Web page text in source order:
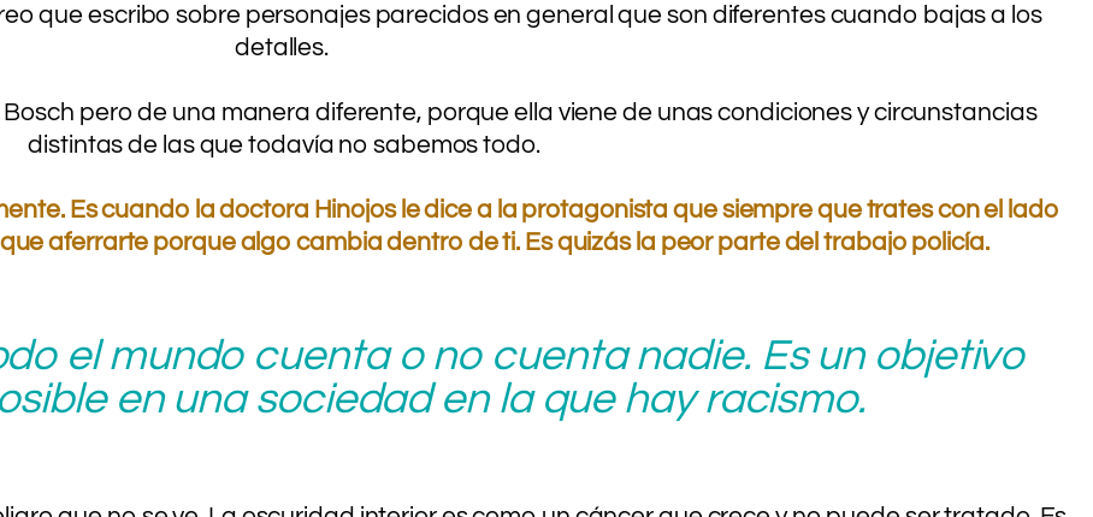
que escribo sobre personajes parecidos en general que son diferentes cuando bajas a los
detalles.
pero de una manera diferente, porque ella viene de unas condiciones y circunstancias
distintas de las que todavía no sabemos todo.
Es cuando la doctora Hinojos le dice a la protagonista que siempre que trates con el lado
aferrarte porque algo cambia dentro de ti. Es quizás la peor parte del trabajo policía.
el mundo cuenta o no cuenta nadie. Es un objetivo
en una sociedad en la que hay racismo.